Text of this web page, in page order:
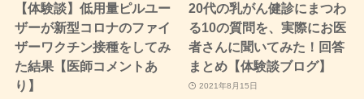
【体験談】低用量ピルユー
ザーが新型コロナのファイ
ザーワクチン接種をしてみ
た結果【医師コメントあ
り】
20代の乳がん健診にまつわ
る10の質問を、実際にお医
者さんに聞いてみた！回答
まとめ【体験談ブログ】
2021年8月15日